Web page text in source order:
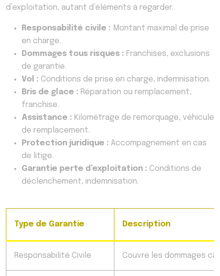
d’exploitation, autant d’éléments à regarder.
Responsabilité civile : Montant maximal de prise
en charge.
Dommages tous risques : Franchises, exclusions
de garantie.
Vol : Conditions de prise en charge, indemnisation.
Bris de glace : Réparation ou remplacement,
franchise.
Assistance : Kilométrage de remorquage, véhicule
de remplacement.
Protection juridique : Accompagnement en cas
de litige.
Garantie perte d’exploitation : Conditions de
déclenchement, indemnisation.
Type de Garantie Description
Responsabilité Civile Couvre les dommages